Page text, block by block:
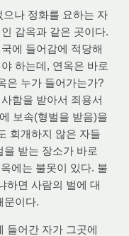
으나 정화를 요하는 자
감옥과 같은 곳이다.
에 들어감에 적당해
하는데, 연옥은 바로
은 누가 들어가는가?
함을 받아서 죄용서
보속(형벌을 받음)을
회개하지 않은 자들
받는 장소가 바로
에는 불못이 있다. 불
하면 사람의 벌에 대
문이다.
들어간 자가 그곳에